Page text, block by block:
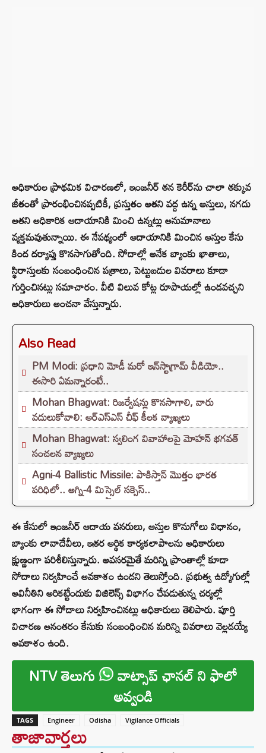
అధికారుల ప్రాథమిక విచారణలో, ఇంజనీర్ తన కెరీర్‌ను చాలా తక్కువ
జీతంతో ప్రారంభించినప్పటికీ, ప్రస్తుతం అతని వద్ద ఉన్న ఆస్తులు, నగదు
అతని అధికారిక ఆదాయానికి మించి ఉన్నట్లు అనుమానాలు
వ్యక్తమవుతున్నాయి. ఈ నేపథ్యంలో ఆదాయానికి మించిన ఆస్తుల కేసు
కింద దర్యాప్తు కొనసాగుతోంది. సోదాల్లో అనేక బ్యాంకు ఖాతాలు,
స్థిరాస్తులకు సంబంధించిన పత్రాలు, పెట్టుబడుల వివరాలు కూడా
గుర్తించినట్లు సమాచారం. వీటి విలువ కోట్ల రూపాయల్లో ఉండవచ్చని
అధికారులు అంచనా వేస్తున్నారు.
Also Read
PM Modi: ప్రధాని మోడీ మరో ఇన్‌స్టాగ్రామ్ వీడియో..
ఈసారి ఏమన్నారంటే..
Mohan Bhagwat: రిజర్వేషన్లు కొనసాగాలి, వారు
వదులుకోవాలి: ఆర్ఎస్ఎస్ చీఫ్ కీలక వ్యాఖ్యలు
Mohan Bhagwat: స్వలింగ వివాహాలపై మోహన్ భగవత్
సంచలన వ్యాఖ్యలు
Agni-4 Ballistic Missile: పాకిస్తాన్ మొత్తం భారత
పరిధిలో.. అగ్ని-4 మిస్సైల్ సక్సెస్..
ఈ కేసులో ఇంజనీర్ ఆదాయ వనరులు, ఆస్తుల కొనుగోలు విధానం,
బ్యాంకు లావాదేవీలు, ఇతర ఆర్థిక కార్యకలాపాలను అధికారులు
క్షుణ్ణంగా పరిశీలిస్తున్నారు. అవసరమైతే మరిన్ని ప్రాంతాల్లో కూడా
సోదాలు నిర్వహించే అవకాశం ఉందని తెలుస్తోంది. ప్రభుత్వ ఉద్యోగుల్లో
అవినీతిని అరికట్టేందుకు విజిలెన్స్ విభాగం చేపడుతున్న చర్యల్లో
భాగంగా ఈ సోదాలు నిర్వహించినట్లు అధికారులు తెలిపారు. పూర్తి
విచారణ అనంతరం కేసుకు సంబంధించిన మరిన్ని వివరాలు వెల్లడయ్యే
అవకాశం ఉంది.
NTV తెలుగు వాట్సాప్ ఛానల్ ని ఫాలో
అవ్వండి
TAGS Engineer Odisha Vigilance Officials
తాజావార్తలు